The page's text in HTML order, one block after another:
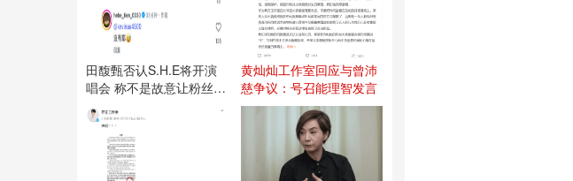
田馥甄否认S.H.E将开演
唱会 称不是故意让粉丝失
望
黄灿灿工作室回应与曾沛
慈争议：号召能理智发言